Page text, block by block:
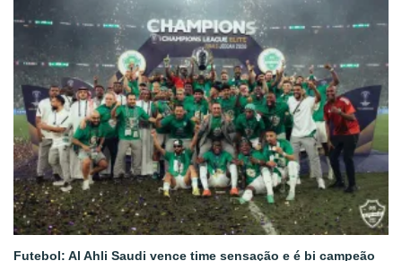
Futebol: Al Ahli Saudi vence time sensação e é bi campeão